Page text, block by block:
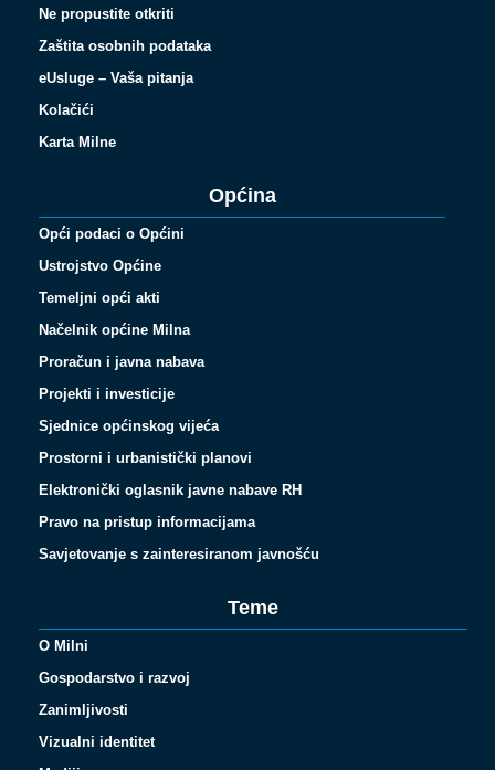
Ne propustite otkriti
Zaštita osobnih podataka
eUsluge – Vaša pitanja
Kolačići
Karta Milne
Općina
Opći podaci o Općini
Ustrojstvo Općine
Temeljni opći akti
Načelnik općine Milna
Proračun i javna nabava
Projekti i investicije
Sjednice općinskog vijeća
Prostorni i urbanistički planovi
Elektronički oglasnik javne nabave RH
Pravo na pristup informacijama
Savjetovanje s zainteresiranom javnošću
Teme
O Milni
Gospodarstvo i razvoj
Zanimljivosti
Vizualni identitet